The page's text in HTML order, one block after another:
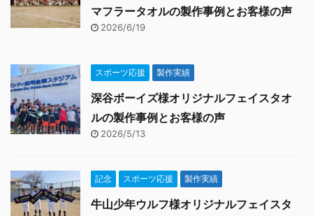
マフラータオルの製作事例とお客様の声
2026/6/19
スポーツ応援 製作実績
深谷ボーイズ様オリジナルフェイスタオ
ルの製作事例とお客様の声
2026/5/13
記念 スポーツ応援 製作実績
牛山少年ウルフ様オリジナルフェイスタ